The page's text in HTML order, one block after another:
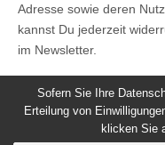
Adresse sowie deren
kannst Du jederzeit
im Newsletter.
Sofern Sie Ihre
Erteilung von
klicken Sie